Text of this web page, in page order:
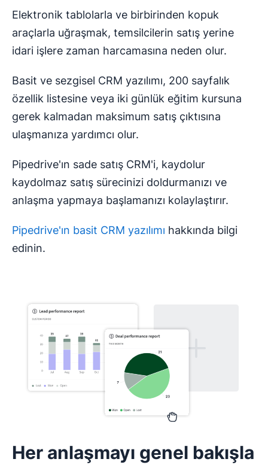
Elektronik tablolarla ve birbirinden kopuk
araçlarla uğraşmak, temsilcilerin satış yerine
idari işlere zaman harcamasına neden olur.
Basit ve sezgisel CRM yazılımı, 200 sayfalık
özellik listesine veya iki günlük eğitim kursuna
gerek kalmadan maksimum satış çıktısına
ulaşmanıza yardımcı olur.
Pipedrive'ın sade satış CRM'i, kaydolur
kaydolmaz satış sürecinizi doldurmanızı ve
anlaşma yapmaya başlamanızı kolaylaştırır.
Pipedrive'ın basit CRM yazılımı hakkında bilgi
edinin.
Her anlaşmayı genel bakışla